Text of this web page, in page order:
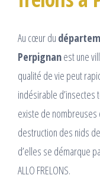
Au cœur du
Perpignanest une
qualité de vie peut
indésirable d’insectes
existe de
destruction des nids
d’elles se démarque
ALLO FRELONS.